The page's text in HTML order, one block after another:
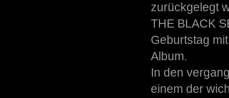
zurückgelegt
THE BLACK
Geburtstag
Album.
In den
einem der